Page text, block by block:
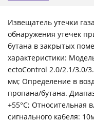
Извещатель утечки
обнаружения утечек
бутана в закрытых
характеристики:
ectoControl 2.0/2.1/3.0/
мм; Определение в
пропана/бутана.
+55°С; Относительная
сигнального кабеля: